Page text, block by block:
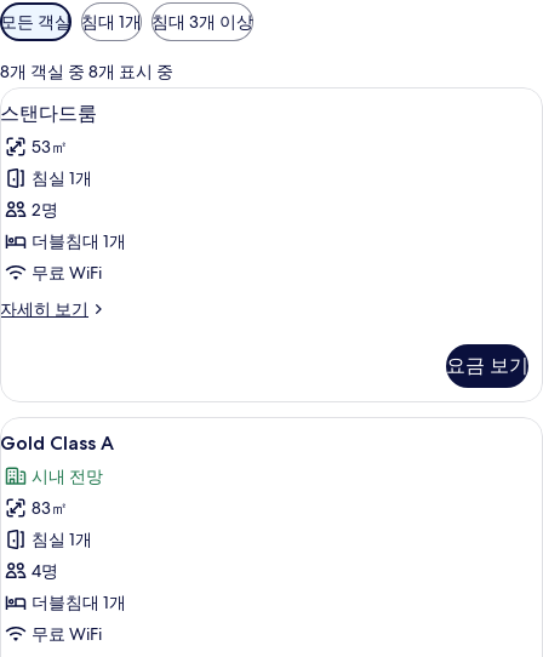
객
실
에
사
용
가
능
한
터
모든 객실 침대 1개 침대 3개 이상
8개 객실 중 8개 표시 중
스
탠
다
드
룸
사
모
보
기
8
스탠다드룸
53㎡
침실 1개
2명
더블침대 1개
무료 WiFi
자세히 보기
스
룸
자
세
보
기
요금 보기
Gold
Class
A
사
진
모
두
보
6
Gold Class A
시내 전망
83㎡
침실 1개
4명
더블침대 1개
무료 WiFi